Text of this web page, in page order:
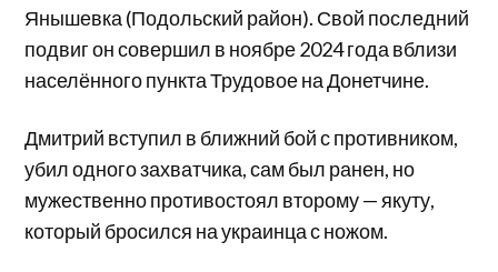
Янышевка (Подольский район). Свой последний
подвиг он совершил в ноябре 2024 года вблизи
населённого пункта Трудовое на Донетчине.
Дмитрий вступил в ближний бой с противником,
убил одного захватчика, сам был ранен, но
мужественно противостоял второму — якуту,
который бросился на украинца с ножом.